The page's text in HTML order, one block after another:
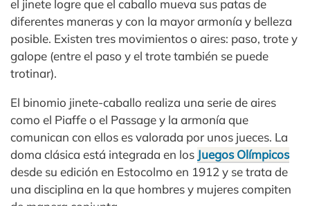
el jinete logre que el caballo mueva sus patas de
diferentes maneras y con la mayor armonía y belleza
posible. Existen tres movimientos o aires: paso, trote y
galope (entre el paso y el trote también se puede
trotinar).
El binomio jinete-caballo realiza una serie de aires
como el Piaffe o el Passage y la armonía que
comunican con ellos es valorada por unos jueces. La
doma clásica está integrada en los Juegos Olímpicos
desde su edición en Estocolmo en 1912 y se trata de
una disciplina en la que hombres y mujeres compiten